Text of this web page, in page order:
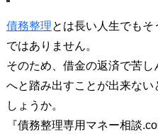
債務整理とは長い人生でも
ではありません。
そのため、借金の返済で苦
へと踏み出すことが出来な
しょうか。
『債務整理専用マネー相談